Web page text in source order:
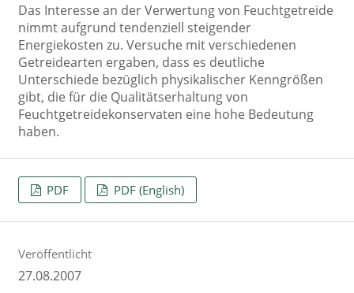
Das Interesse an der Verwertung von Feuchtgetreide
nimmt aufgrund tendenziell steigender
Energiekosten zu. Versuche mit verschiedenen
Getreidearten ergaben, dass es deutliche
Unterschiede bezüglich physikalischer Kenngrößen
gibt, die für die Qualitätserhaltung von
Feuchtgetreidekonservaten eine hohe Bedeutung
haben.
PDF PDF (English)
Veröffentlicht
27.08.2007